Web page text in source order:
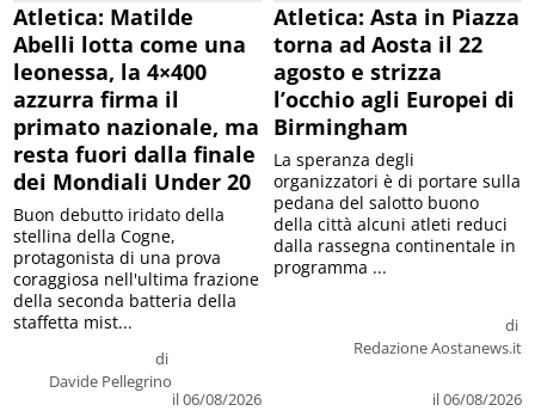
Atletica: Matilde
Abelli lotta come una
leonessa, la 4×400
azzurra firma il
primato nazionale, ma
resta fuori dalla finale
dei Mondiali Under 20
di
Davide Pellegrino
il 06/08/2026
Buon debutto iridato della
stellina della Cogne,
protagonista di una prova
coraggiosa nell'ultima frazione
della seconda batteria della
staffetta mist...
Atletica: Asta in Piazza
torna ad Aosta il 22
agosto e strizza
l’occhio agli Europei di
Birmingham
di
Redazione Aostanews.it
il 06/08/2026
La speranza degli
organizzatori è di portare sulla
pedana del salotto buono
della città alcuni atleti reduci
dalla rassegna continentale in
programma ...